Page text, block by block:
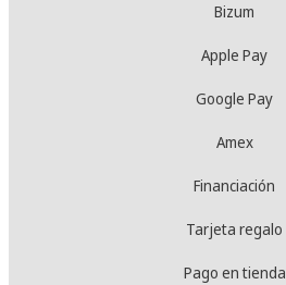
Bizum
Apple Pay
Google Pay
Amex
Financiación
Tarjeta regalo
Pago en tienda